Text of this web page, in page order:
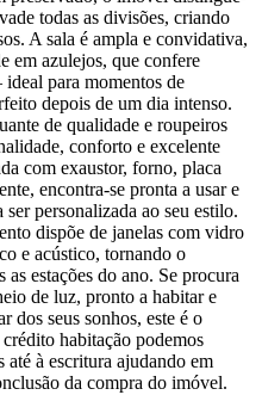
todas as divisões, criando
A sala é ampla e convidativa,
em azulejos, que confere
ideal para momentos de
depois de um dia intenso.
de qualidade e roupeiros
conforto e excelente
com exaustor, forno, placa
encontra-se pronta a usar e
personalizada ao seu estilo.
dispõe de janelas com vidro
e acústico, tornando o
estações do ano. Se procura
de luz, pronto a habitar e
dos seus sonhos, este é o
habitação podemos
até à escritura ajudando em
da compra do imóvel.